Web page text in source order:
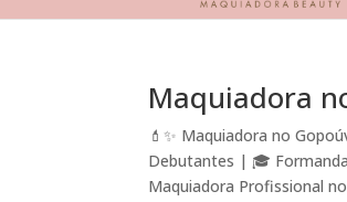
Maquiadora
💄✨ Maquiadora no
Debutantes | 🎓
Maquiadora Profissional